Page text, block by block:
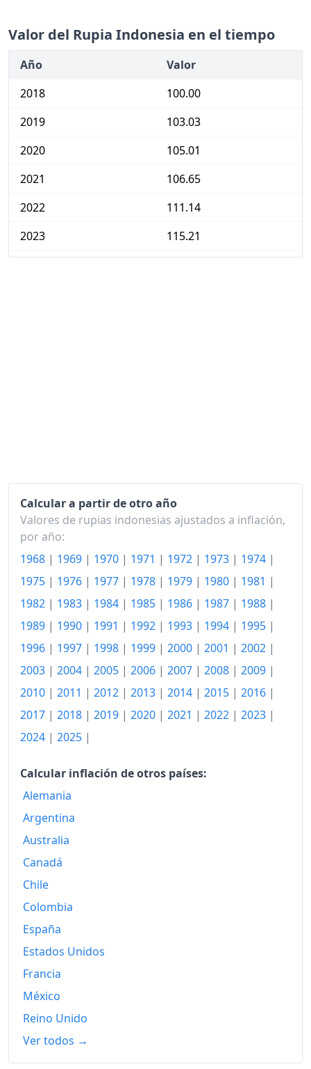
Valor del Rupia Indonesia en el tiempo
Año
Valor
2018
100.00
2019
103.03
2020
105.01
2021
106.65
2022
111.14
2023
115.21
Calcular a partir de otro año
Valores de rupias indonesias ajustados a inflación,
por año:
1968 | 1969 | 1970 | 1971 | 1972 | 1973 | 1974 |
1975 | 1976 | 1977 | 1978 | 1979 | 1980 | 1981 |
1982 | 1983 | 1984 | 1985 | 1986 | 1987 | 1988 |
1989 | 1990 | 1991 | 1992 | 1993 | 1994 | 1995 |
1996 | 1997 | 1998 | 1999 | 2000 | 2001 | 2002 |
2003 | 2004 | 2005 | 2006 | 2007 | 2008 | 2009 |
2010 | 2011 | 2012 | 2013 | 2014 | 2015 | 2016 |
2017 | 2018 | 2019 | 2020 | 2021 | 2022 | 2023 |
2024 | 2025 |
Calcular inflación de otros países:
Alemania
Argentina
Australia
Canadá
Chile
Colombia
España
Estados Unidos
Francia
México
Reino Unido
Ver todos →